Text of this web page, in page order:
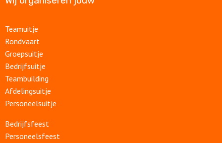
Teamuitje
Rondvaart
Groepsuitje
Bedrijfsuitje
Teambuilding
Afdelingsuitje
Personeelsuitje
Bedrijfsfeest
Personeelsfeest